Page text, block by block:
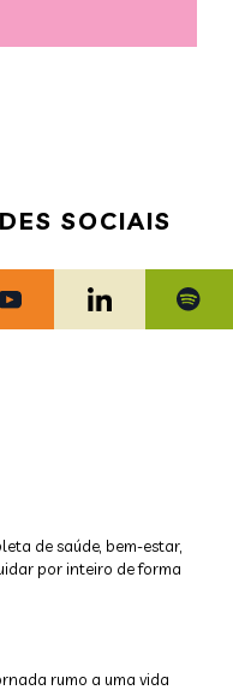
SOCIAIS
de saúde, bem-estar,
por inteiro de forma
rumo a uma vida